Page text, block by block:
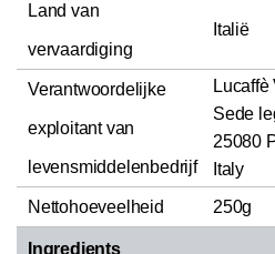
Land van
vervaardiging
Italië
Verantwoordelijke
exploitant van
levensmiddelenbedrijf
Sede
25080
Italy
Nettohoeveelheid
250g
Ingredients